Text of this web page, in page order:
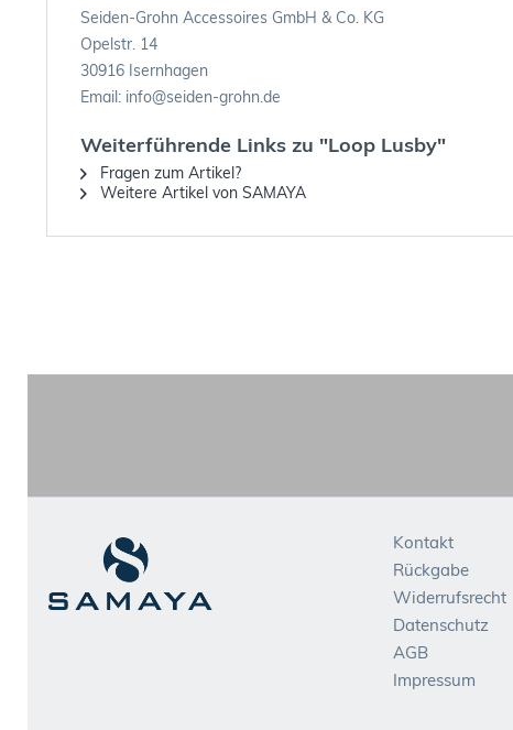
Seiden-Grohn Accessoires GmbH & Co. KG
Opelstr. 14
30916 Isernhagen
Email: info@seiden-grohn.de
Weiterführende Links zu "Loop Lusby"
Fragen zum Artikel?
Weitere Artikel von SAMAYA
Kontakt
Rückgabe
Widerrufsrecht
Datenschutz
AGB
Impressum